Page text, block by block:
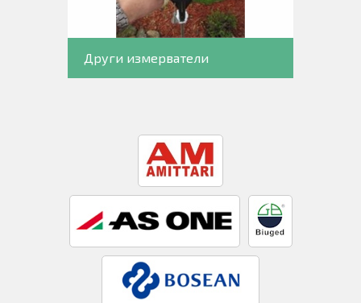
Други измерватели